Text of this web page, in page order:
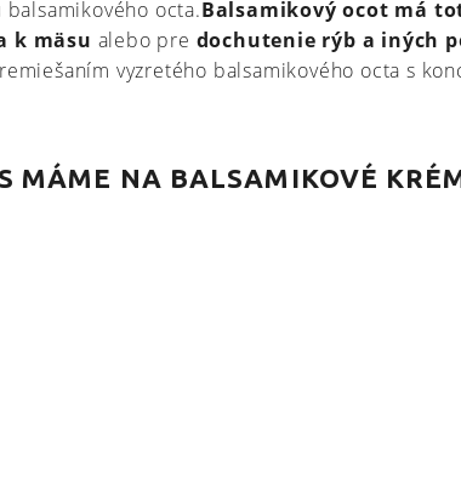
octa.Balsamikový ocot má
k mäsu alebo pre dochutenie rýb a iných
vyzretého balsamikového octa s
MÁME NA BALSAMIKOVÉ